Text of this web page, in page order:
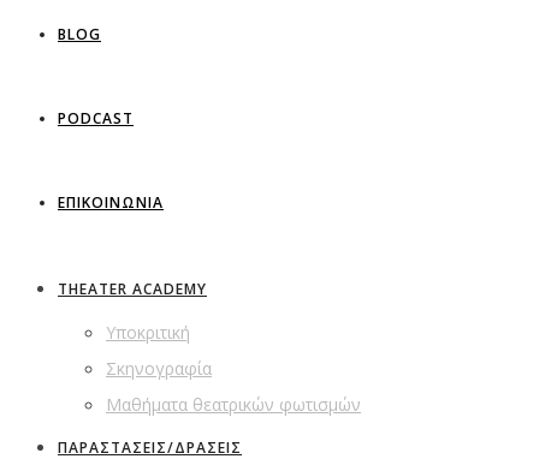
BLOG
PODCAST
ΕΠΙΚΟΙΝΩΝΙΑ
THEATER ACADEMY
Υποκριτική
Σκηνογραφία
Μαθήματα θεατρικών φωτισμών
ΠΑΡΑΣΤΑΣΕΙΣ/ΔΡΑΣΕΙΣ